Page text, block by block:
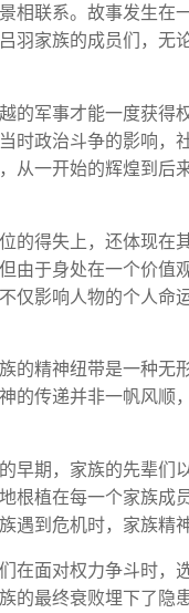
相联系。故事发生在
家族的成员们，无
的军事才能一度获得
时政治斗争的影响，
从一开始的辉煌到后
的得失上，还体现在
由于身处在一个价值
影响人物的个人命
的精神纽带是一种无
的传递并非一帆风顺
早期，家族的先辈们
根植在每一个家族成
到危机时，家族精
在面对权力争斗时，
的最终衰败埋下了隐